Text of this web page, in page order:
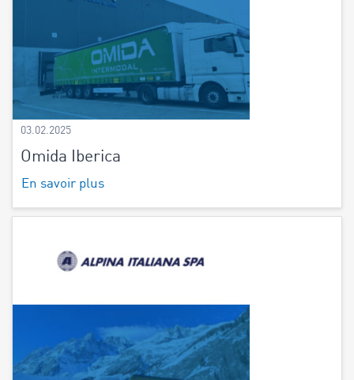
03.02.2025
Omida Iberica
En savoir plus